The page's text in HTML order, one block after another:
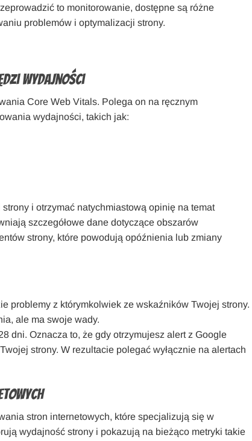
to monitorowanie, dostępne są różne
problemów i optymalizacji strony.
Wydajności
Core Web Vitals. Polega on na ręcznym
wydajności, takich jak:
i otrzymać natychmiastową opinię na temat
szczegółowe dane dotyczące obszarów
strony, które powodują opóźnienia lub zmiany
problemy z którymkolwiek ze wskaźników Twojej strony.
ale ma swoje wady.
dni. Oznacza to, że gdy otrzymujesz alert z Google
strony. W rezultacie polegać wyłącznie na alertach
stron internetowych, które specjalizują się w
wydajność strony i pokazują na bieżąco metryki takie